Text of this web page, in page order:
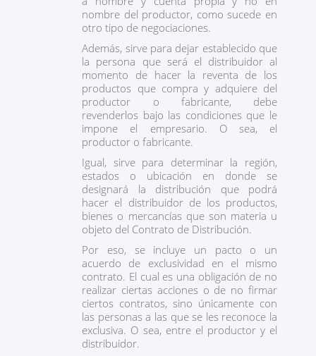
nombre del productor, como sucede en
otro tipo de negociaciones.
Además, sirve para dejar establecido que
la persona que será el distribuidor al
momento de hacer la reventa de los
productos que compra y adquiere del
productor o fabricante, debe
revenderlos bajo las condiciones que le
impone el empresario. O sea, el
productor o fabricante.
Igual, sirve para determinar la región,
estados o ubicación en donde se
designará la distribución que podrá
hacer el distribuidor de los productos,
bienes o mercancías que son materia u
objeto del Contrato de Distribución.
Por eso, se incluye un pacto o un
acuerdo de exclusividad en el mismo
contrato. El cual es una obligación de no
realizar ciertas acciones o de no firmar
ciertos contratos, sino únicamente con
las personas a las que se les reconoce la
exclusiva. O sea, entre el productor y el
distribuidor.